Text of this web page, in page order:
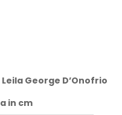
George D’Onofrio
in cm